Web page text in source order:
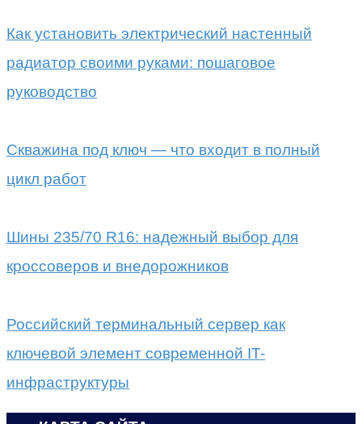
Как установить электрический настенный
радиатор своими руками: пошаговое
руководство
Скважина под ключ — что входит в полный
цикл работ
Шины 235/70 R16: надежный выбор для
кроссоверов и внедорожников
Российский терминальный сервер как
ключевой элемент современной IT-
инфраструктуры